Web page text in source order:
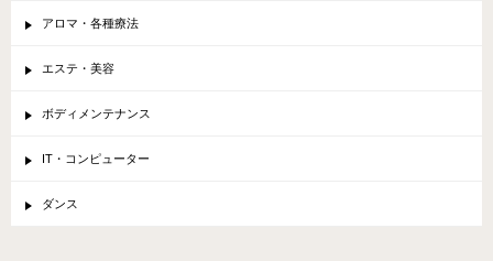
アロマ・各種療法
エステ・美容
ボディメンテナンス
IT・コンピューター
ダンス